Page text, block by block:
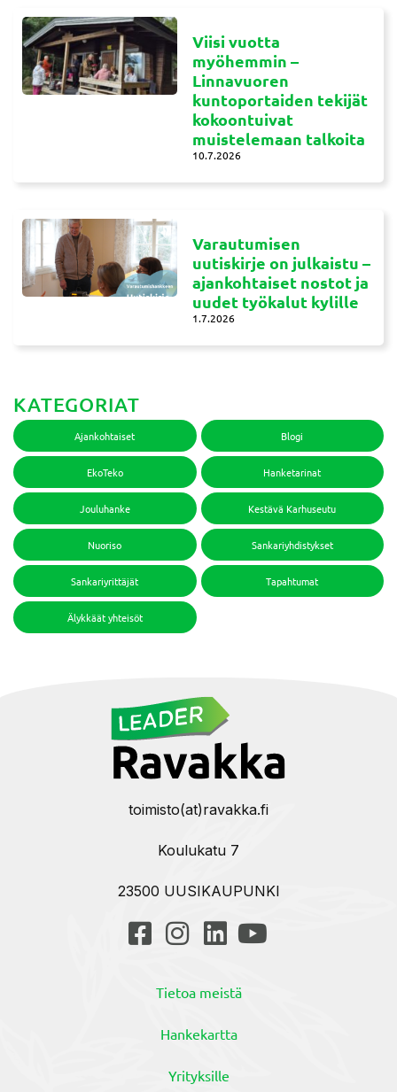
Viisi vuotta
myöhemmin –
Linnavuoren
kuntoportaiden tekijät
kokoontuivat
muistelemaan talkoita
10.7.2026
Varautumisen
uutiskirje on julkaistu –
ajankohtaiset nostot ja
uudet työkalut kylille
1.7.2026
KATEGORIAT
Ajankohtaiset Blogi
EkoTeko Hanketarinat
Jouluhanke Kestävä Karhuseutu
Nuoriso Sankariyhdistykset
Sankariyrittäjät Tapahtumat
Älykkäät yhteisöt
toimisto(at)ravakka.fi
Koulukatu 7
23500 UUSIKAUPUNKI
Tietoa meistä
Hankekartta
Yrityksille